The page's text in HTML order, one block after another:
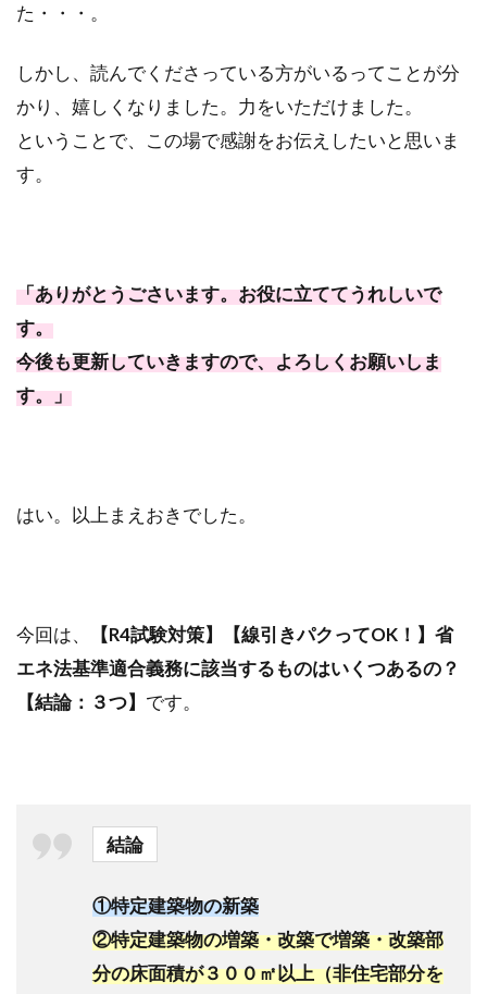
た・・・。
しかし、読んでくださっている方がいるってことが分
かり、嬉しくなりました。力をいただけました。
ということで、この場で感謝をお伝えしたいと思いま
す。
「ありがとうごさいます。お役に立ててうれしいで
す。
今後も更新していきますので、よろしくお願いしま
す。」
はい。以上まえおきでした。
今回は、
【R4試験対策】【線引きパクってOK！】省
エネ法基準適合義務に該当するものはいくつあるの？
【結論：３つ】 です。
結論
①特定建築物の新築
②特定建築物の増築・改築で増築・改築部
分の床面積が３００㎡以上（非住宅部分を